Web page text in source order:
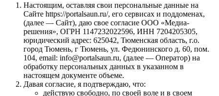
Настоящим, оставляя свои персональные данные на
Сайте https://portalsaun.ru/, его сервисах и поддоменах,
(далее — Сайт), даю свое согласие ООО «Медиа-
решения», ОГРН 1147232022596, ИНН 7204205305,
юридический адрес: 625042, Тюменская область, г.о.
город Тюмень, г Тюмень, ул. Федюнинского д. 60, пом.
104, email: info@portalsaun.ru, (далее — Оператор) на
обработку персональных данных в указанном в
настоящем документе объеме.
Давая согласие, я подтверждаю, что:
действую свободно, по своей воле и в своем